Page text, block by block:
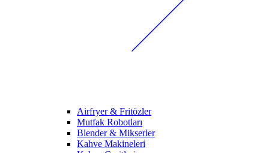
Airfryer & Fritözler
Mutfak Robotları
Blender & Mikserler
Kahve Makineleri